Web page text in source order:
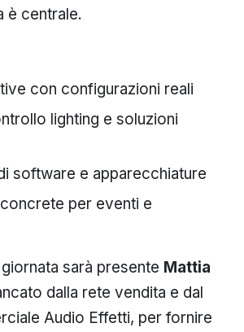
è centrale.
con configurazioni reali
lighting e soluzioni
software e apparecchiature
per eventi e
sarà presente Mattia
dalla rete vendita e dal
Audio Effetti, per fornire